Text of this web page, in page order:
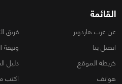
القائمة
عن عرب هاردوير
فريق
اتصل بنا
خريطة الموقع
دليل
هواتف
اكتب